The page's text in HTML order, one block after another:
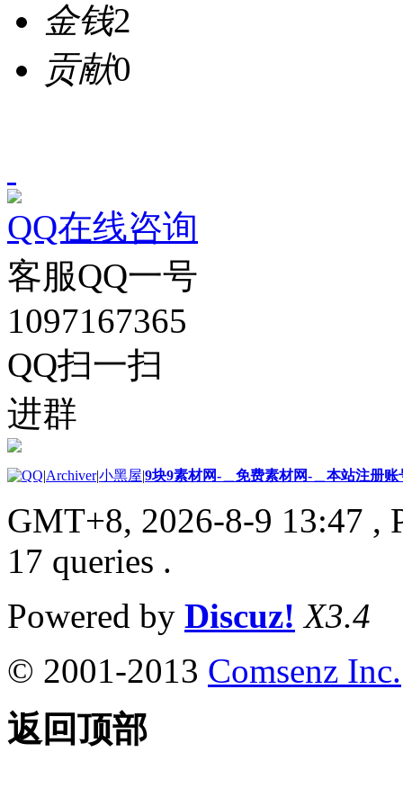
金钱2
贡献0
QQ在线咨询
客服QQ一号
1097167365
QQ扫一扫
进群
|Archiver|小黑屋|9块9素材网-＿免费素材网-＿本站注册账
GMT+8, 2026-8-9 13:47 ,
17 queries .
Powered by Discuz! X3.4
© 2001-2013 Comsenz Inc.
返回顶部